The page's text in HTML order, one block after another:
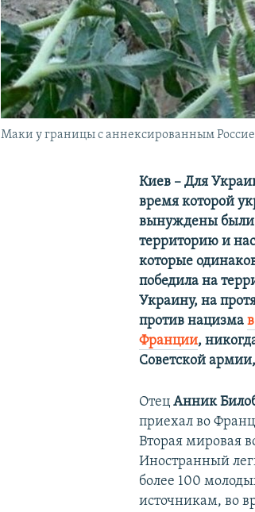
Маки у границы с аннексированным
Киев – Для
время которой
вынуждены были
территорию и
которые
победила на
Украину, на
против нацизма
Франции,
Советской
ОтецАнник
приехал во
Вторая мировая
Иностранный
более 100
источникам, во